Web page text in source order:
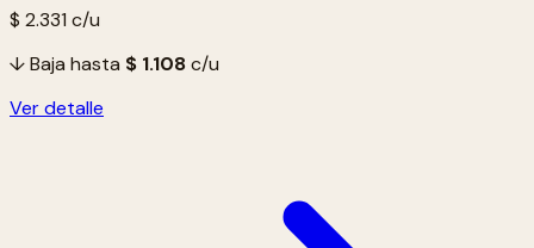
$ 2.331 c/u
↓ Baja hasta $ 1.108c/u
Ver detalle